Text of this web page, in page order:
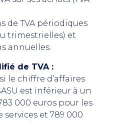
de TVA périodiques
trimestrielles) et
annuelles.
de TVA :
le chiffre d’affaires
est inférieur à un
000 euros pour les
services et 789 000